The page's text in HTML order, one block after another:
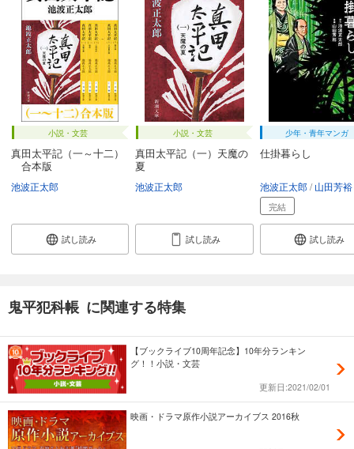
小説・文芸
真田太平記（一～十二）
合本版
池波正太郎
試し読み
小説・文芸
真田太平記（一）天魔の
夏
池波正太郎
試し読み
少年・青年マンガ
仕掛暮らし
池波正太郎 山田芳裕
完結
試し読み
鬼平犯科帳 に関連する特集
【ブックライブ10周年記念】10年分ランキン
グ！！小説・文芸
更新日:2021/02/01
映画・ドラマ原作小説アーカイブス 2016秋